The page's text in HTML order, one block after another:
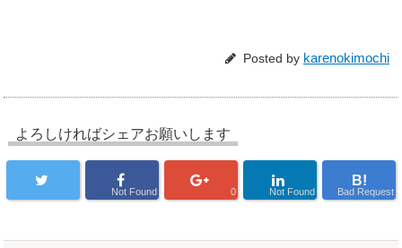
Posted by karenokimochi
よろしければシェアお願いします
Not Found 0 Not Found
B!
Bad Request